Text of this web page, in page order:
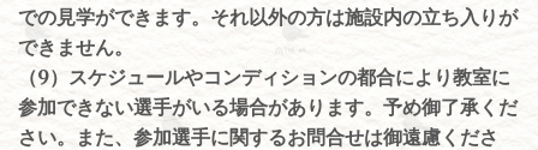
での見学ができます。それ以外の方は施設内の立ち入りが
できません。
（9）スケジュールやコンディションの都合により教室に
参加できない選手がいる場合があります。予め御了承くだ
さい。また、参加選手に関するお問合せは御遠慮くださ